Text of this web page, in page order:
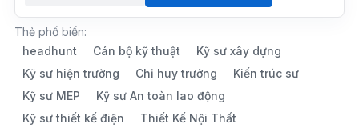
Thẻ phổ biến:
headhunt
Cán bộ kỹ thuật
Kỹ sư xây dựng
Kỹ sư hiện trường
Chỉ huy trưởng
Kiến trúc sư
Kỹ sư MEP
Kỹ sư An toàn lao động
Kỹ sư thiết kế điện
Thiết Kế Nội Thất